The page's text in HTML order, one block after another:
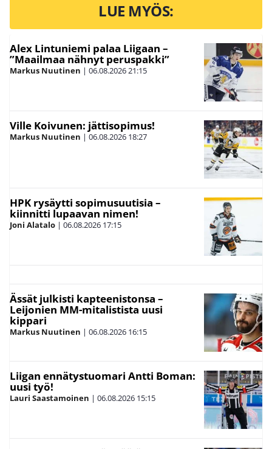
LUE MYÖS:
Alex Lintuniemi palaa Liigaan –
”Maailmaa nähnyt peruspakki”
Markus Nuutinen | 06.08.202621:15
Ville Koivunen: jättisopimus!
Markus Nuutinen | 06.08.2026 18:27
HPK rysäytti sopimusuutisia –
kiinnitti lupaavan nimen!
Joni Alatalo | 06.08.2026 17:15
Ässät julkisti kapteenistonsa –
Leijonien MM-mitalistista uusi
kippari
Markus Nuutinen | 06.08.2026 16:15
Liigan ennätystuomari Antti Boman:
uusi työ!
Lauri Saastamoinen | 06.08.2026 15:15